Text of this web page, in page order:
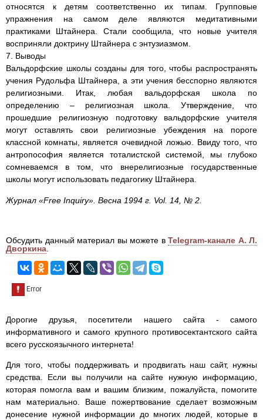
относятся к детям соответственно их типам. Групповые
упражнения на самом деле являются медитативными
практиками Штайнера. Стали сообщила, что новые учителя
восприняли доктрину Штайнера с энтузиазмом.
7. Выводы
Вальдорфские школы созданы для того, чтобы распространять
учения Рудольфа Штайнера, а эти учения бесспорно являются
религиозными. Итак, любая вальдорфская школа по
определению – религиозная школа. Утверждение, что
прошедшие религиозную подготовку вальдорфские учителя
могут оставлять свои религиозные убеждения на пороге
классной комнаты, является очевидной ложью. Ввиду того, что
антропософия является тоталистской системой, мы глубоко
сомневаемся в том, что внерелигиозные государственные
школы могут использовать педагогику Штайнера.
Журнал «Free Inquiry». Весна 1994 г. Vol. 14, № 2.
Обсудить данный материал вы можете в Telegram-канале А. Л.
Дворкина
Дорогие друзья, посетители нашего сайта - самого
информативного и самого крупного противосектантского сайта
всего русскоязычного интернета!
Для того, чтобы поддерживать и продвигать наш сайт, нужны
средства. Если вы получили на сайте нужную информацию,
которая помогла вам и вашим близким, пожалуйста, помогите
нам материально. Ваше пожертвование сделает возможным
донесение нужной информации до многих людей, которые в